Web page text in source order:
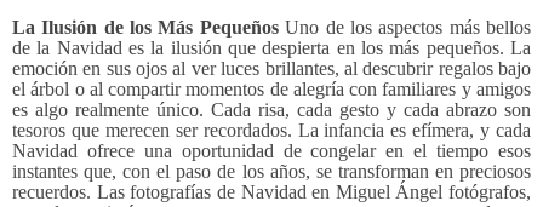
La Ilusión de los Más Pequeños Uno de los aspectos más bellos
de la Navidad es la ilusión que despierta en los más pequeños. La
emoción en sus ojos al ver luces brillantes, al descubrir regalos bajo
el árbol o al compartir momentos de alegría con familiares y amigos
es algo realmente único. Cada risa, cada gesto y cada abrazo son
tesoros que merecen ser recordados. La infancia es efímera, y cada
Navidad ofrece una oportunidad de congelar en el tiempo esos
instantes que, con el paso de los años, se transforman en preciosos
recuerdos. Las fotografías de Navidad en Miguel Ángel fotógrafos,